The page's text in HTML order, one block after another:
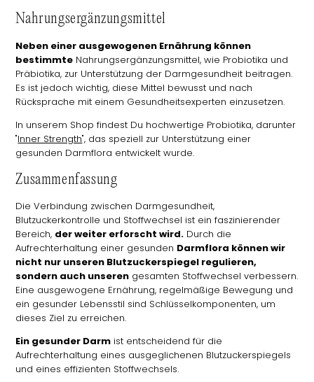
Nahrungsergänzungsmittel
Neben einer ausgewogenen Ernährung können
bestimmte Nahrungsergänzungsmittel, wie Probiotika und
Präbiotika, zur Unterstützung der Darmgesundheit beitragen.
Es ist jedoch wichtig, diese Mittel bewusst und nach
Rücksprache mit einem Gesundheitsexperten einzusetzen.
In unserem Shop findest Du hochwertige Probiotika, darunter
"Inner Strength", das speziell zur Unterstützung einer
gesunden Darmflora entwickelt wurde.
Zusammenfassung
Die Verbindung zwischen Darmgesundheit,
Blutzuckerkontrolle und Stoffwechsel ist ein faszinierender
Bereich, der weiter erforscht wird. Durch die
Aufrechterhaltung einer gesunden Darmflora können wir
nicht nur unseren Blutzuckerspiegel regulieren,
sondern auch unseren gesamten Stoffwechsel verbessern.
Eine ausgewogene Ernährung, regelmäßige Bewegung und
ein gesunder Lebensstil sind Schlüsselkomponenten, um
dieses Ziel zu erreichen.
Ein gesunder Darm ist entscheidend für die
Aufrechterhaltung eines ausgeglichenen Blutzuckerspiegels
und eines effizienten Stoffwechsels.